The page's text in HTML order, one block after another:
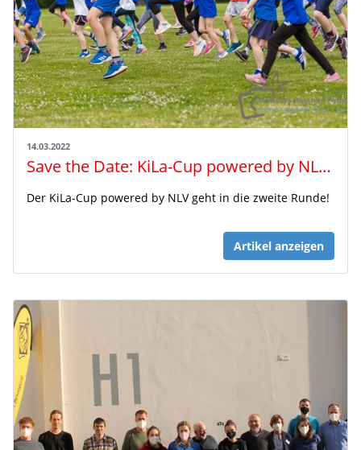
14.03.2022
Save the Date: KiLa-Cup powered by NLV 2022
Der KiLa-Cup powered by NLV geht in die zweite Runde!
Artikel anzeigen